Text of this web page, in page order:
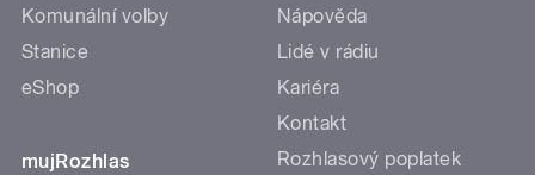
Komunální volby
Stanice
eShop
mujRozhlas
Nápověda
Lidé v rádiu
Kariéra
Kontakt
Rozhlasový poplatek